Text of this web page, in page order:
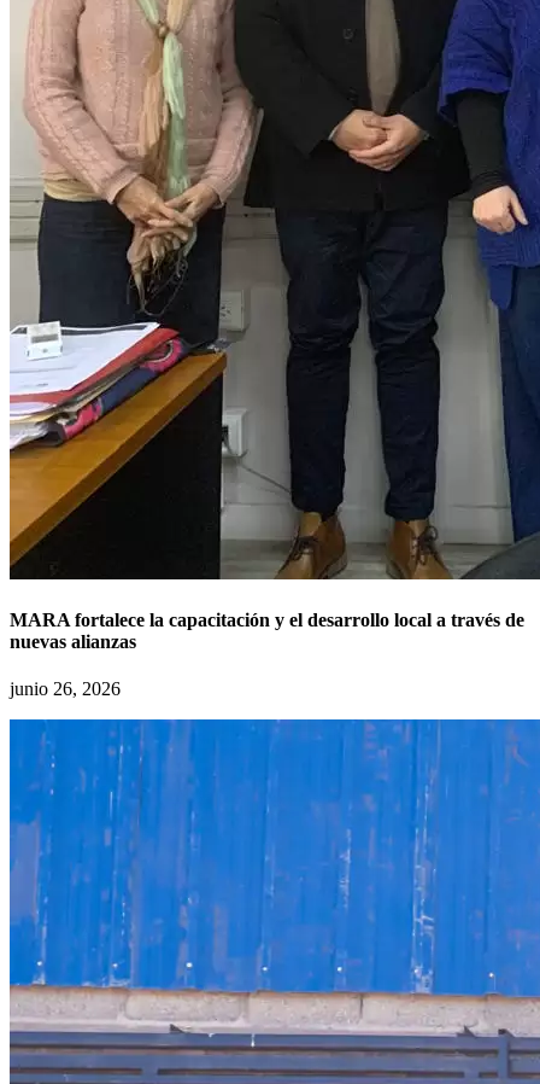
MARA fortalece la capacitación y el desarrollo local a través de
nuevas alianzas
junio 26, 2026